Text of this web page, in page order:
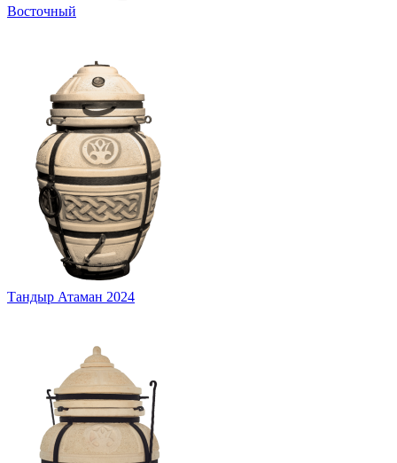
Восточный
Тандыр Атаман 2024